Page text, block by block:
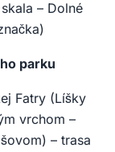
– Dolné
parku
Fatry (Líšky
vrchom –
– trasa